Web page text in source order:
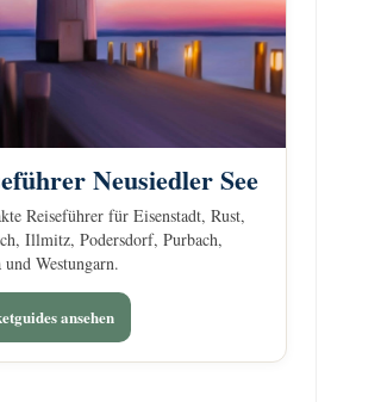
Neusiedler See
Reiseführer für Eisenstadt, Rust,
Illmitz, Podersdorf, Purbach,
und Westungarn.
ansehen